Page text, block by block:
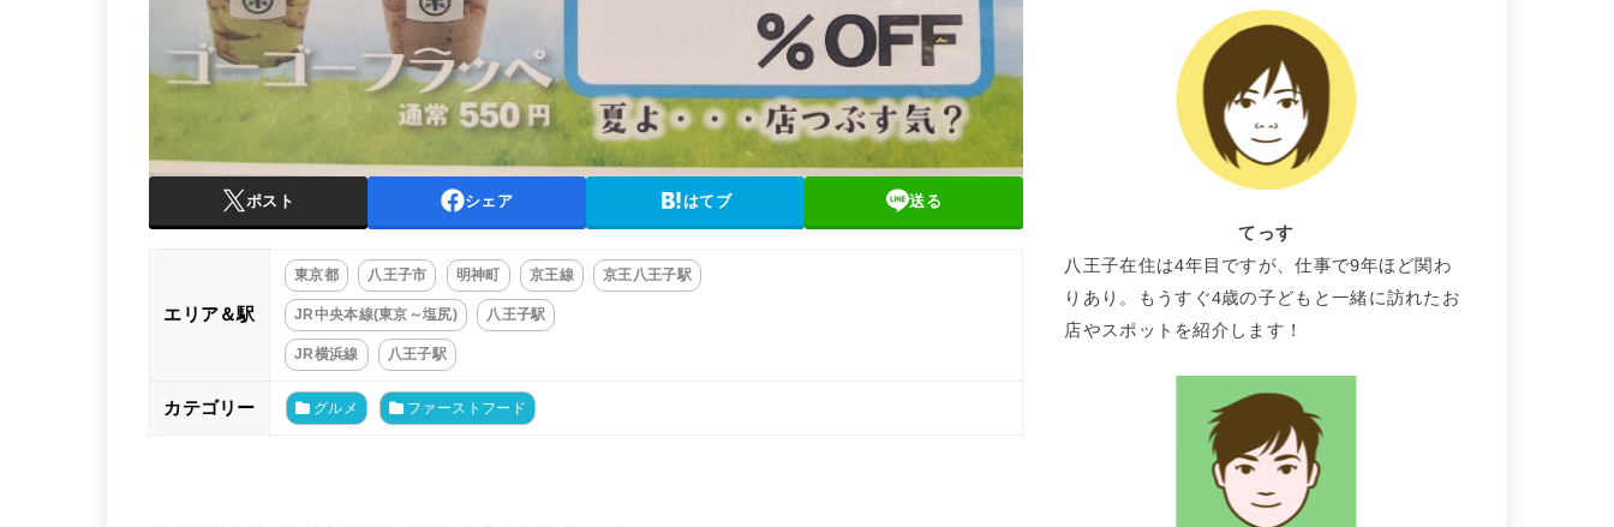
ポスト シェア はてブ 送る
エリア＆駅
東京都 八王子市 明神町 京王線 京王八王子駅
JR中央本線(東京～塩尻) 八王子駅
JR横浜線 八王子駅
カテゴリー グルメ ファーストフード
てっす
八王子在住は4年目ですが、仕事で9年ほど関わ
りあり。もうすぐ4歳の子どもと一緒に訪れたお
店やスポットを紹介します！